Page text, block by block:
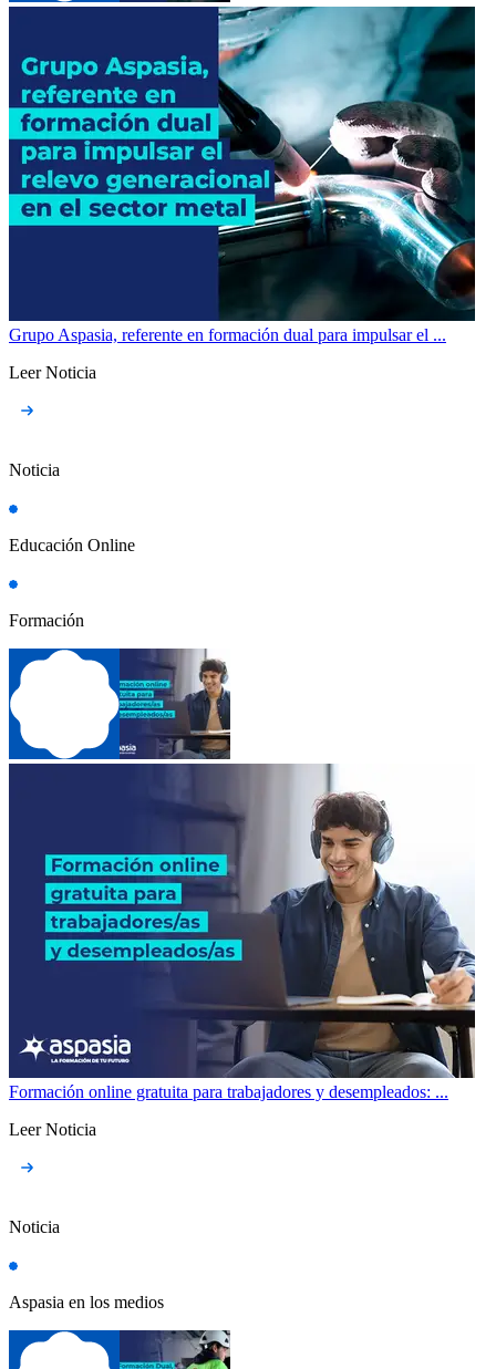
Grupo Aspasia, referente en formación dual para impulsar el ...
Leer Noticia
Noticia
Educación Online
Formación
Formación online gratuita para trabajadores y desempleados: ...
Leer Noticia
Noticia
Aspasia en los medios